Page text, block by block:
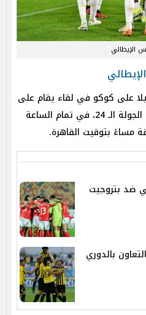
الإيطالي
على كوكو في لقاء يقام على
ملعب جوزيبي سينيجاليا ضمن الجولة الـ 24، في تمام الساعة
مساءً بتوقيت القاهرة.
ضد بتروجيت
بالدوري